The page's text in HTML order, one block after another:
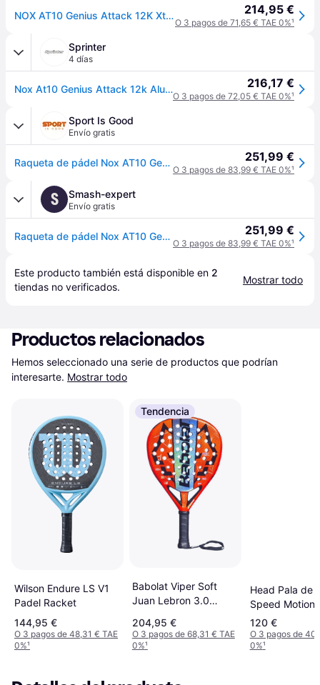
NOX AT10 Genius Attack 12K Xtreme Pala de pádel - blanco 214,95 €
O 3 pagos de 71,65 € TAE 0%¹
Sprinter
4 días
Nox At10 Genius Attack 12k Alum Xtrem By Agustín Tapia - Pala Pádel MKP 216,17 €
O 3 pagos de 72,05 € TAE 0%¹
Sport Is Good
Envío gratis
Raqueta de pádel Nox AT10 Genius Attack 12K Alum Xtrem par Agustín Tapia - Blanc 251,99 €
O 3 pagos de 83,99 € TAE 0%¹
S Smash-expert
Envío gratis
Raqueta de pádel Nox AT10 Genius Attack 12K Alum Xtrem par Agustín Tapia - Blanc 251,99 €
O 3 pagos de 83,99 € TAE 0%¹
Este producto también está disponible en 2
tiendas no verificados.
Mostrar todo
Productos relacionados
Hemos seleccionado una serie de productos que podrían
interesarte. Mostrar todo
Wilson Endure LS V1
Padel Racket
144,95 €
O 3 pagos de 48,31 € TAE
0%¹
Tendencia
Babolat Viper Soft
Juan Lebron 3.0
204,95 €
O 3 pagos de 68,31 € TAE
0%¹
Head Pala de
Speed Motion
120 €
O 3 pagos de
0%¹